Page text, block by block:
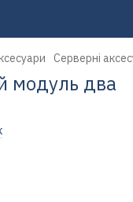
Серверні
модуль два